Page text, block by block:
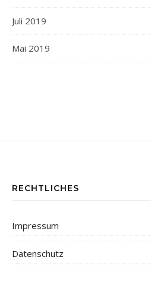
Juli 2019
Mai 2019
RECHTLICHES
Impressum
Datenschutz